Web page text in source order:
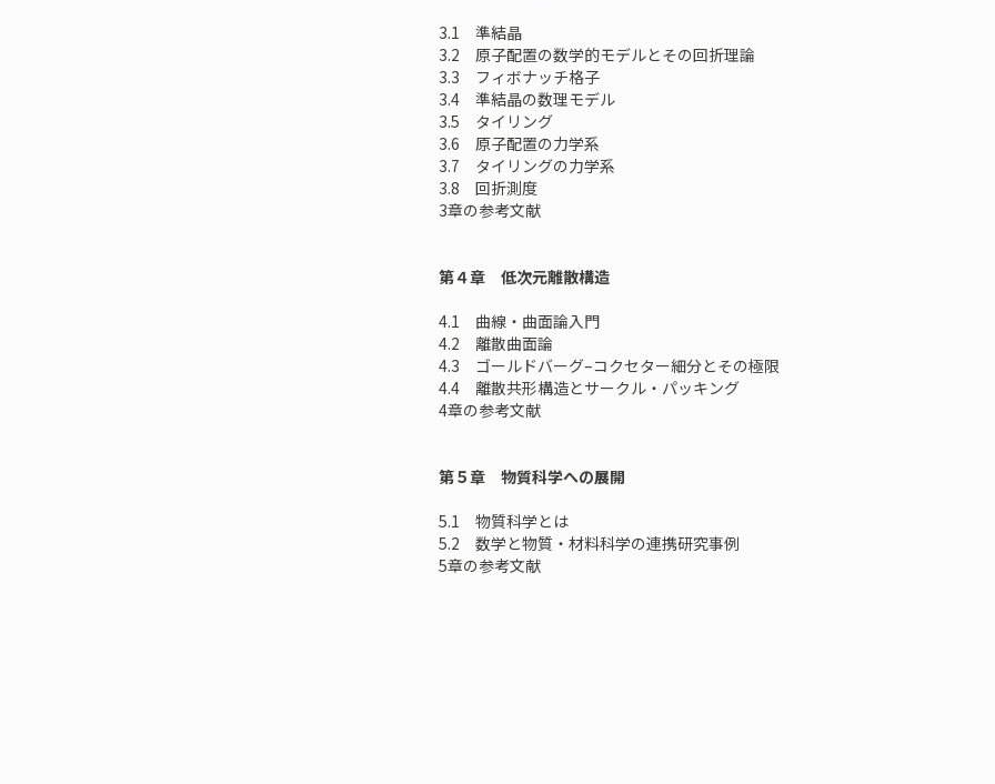
3.1 準結晶
3.2 原子配置の数学的モデルとその回折理論
3.3 フィボナッチ格子
3.4 準結晶の数理モデル
3.5 タイリング
3.6 原子配置の力学系
3.7 タイリングの力学系
3.8 回折測度
3章の参考文献
第４章 低次元離散構造
4.1 曲線・曲面論入門
4.2 離散曲面論
4.3 ゴールドバーグ–コクセター細分とその極限
4.4 離散共形構造とサークル・パッキング
4章の参考文献
第５章 物質科学への展開
5.1 物質科学とは
5.2 数学と物質・材料科学の連携研究事例
5章の参考文献